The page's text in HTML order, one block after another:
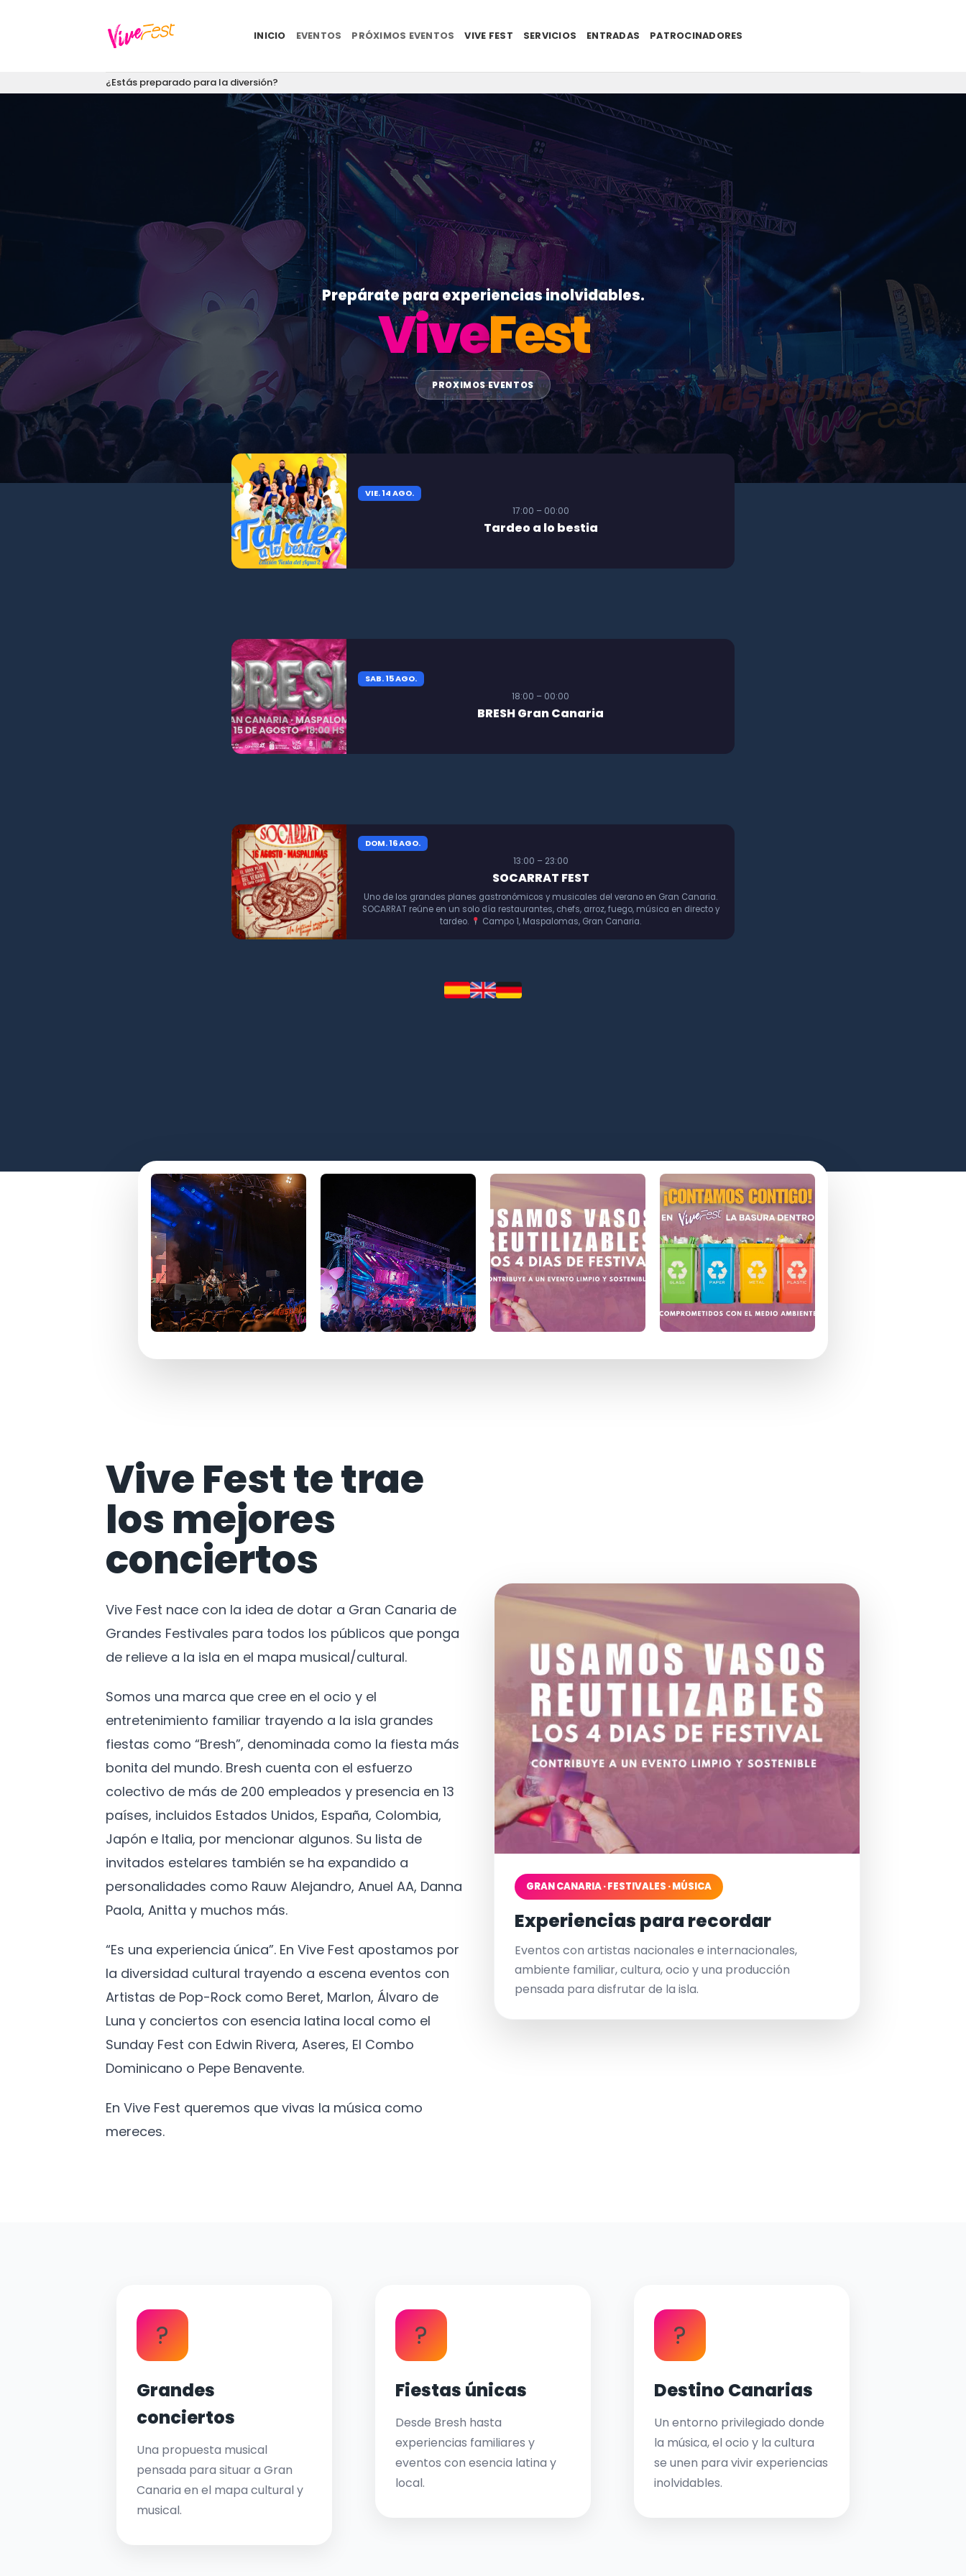
INICIO EVENTOS PRÓXIMOS EVENTOS VIVE FEST SERVICIOS ENTRADAS PATROCINADORES
¿Estás preparado para la diversión?
Prepárate para experiencias inolvidables.
ViveFest
PROXIMOS EVENTOS
VIE. 14 AGO.
17:00 – 00:00
Tardeo a lo bestia
SAB. 15 AGO.
18:00 – 00:00
BRESH Gran Canaria
DOM. 16 AGO.
13:00 – 23:00
SOCARRAT FEST
Uno de los grandes planes gastronómicos y musicales del verano en Gran Canaria.
SOCARRAT reúne en un solo día restaurantes, chefs, arroz, fuego, música en directo y
tardeo.
Campo 1, Maspalomas, Gran Canaria.
Vive Fest te trae
los mejores
conciertos
Vive Fest nace con la idea de dotar a Gran Canaria de
Grandes Festivales para todos los públicos que ponga
de relieve a la isla en el mapa musical/cultural.
Somos una marca que cree en el ocio y el
entretenimiento familiar trayendo a la isla grandes
fiestas como “Bresh”, denominada como la fiesta más
bonita del mundo. Bresh cuenta con el esfuerzo
colectivo de más de 200 empleados y presencia en 13
países, incluidos Estados Unidos, España, Colombia,
Japón e Italia, por mencionar algunos. Su lista de
invitados estelares también se ha expandido a
personalidades como Rauw Alejandro, Anuel AA, Danna
Paola, Anitta y muchos más.
“Es una experiencia única”. En Vive Fest apostamos por
la diversidad cultural trayendo a escena eventos con
Artistas de Pop-Rock como Beret, Marlon, Álvaro de
Luna y conciertos con esencia latina local como el
Sunday Fest con Edwin Rivera, Aseres, El Combo
Dominicano o Pepe Benavente.
En Vive Fest queremos que vivas la música como
mereces.
GRAN CANARIA · FESTIVALES · MÚSICA
Experiencias para recordar
Eventos con artistas nacionales e internacionales,
ambiente familiar, cultura, ocio y una producción
pensada para disfrutar de la isla.
?
Grandes
conciertos
Una propuesta musical
pensada para situar a Gran
Canaria en el mapa cultural y
musical.
?
Fiestas únicas
Desde Bresh hasta
experiencias familiares y
eventos con esencia latina y
local.
?
Destino Canarias
Un entorno privilegiado donde
la música, el ocio y la cultura
se unen para vivir experiencias
inolvidables.